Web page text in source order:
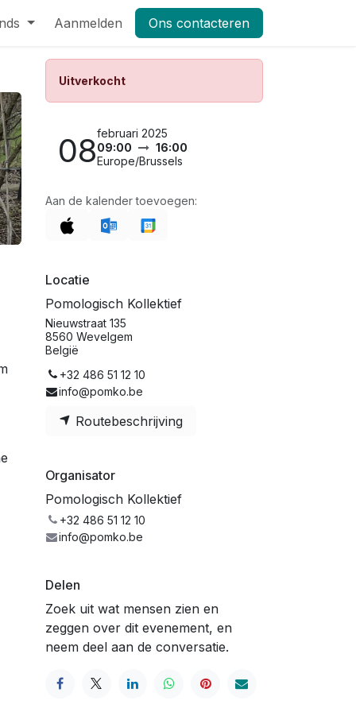
Pers Shop Vacatures Masterclass Leifruit 2026_dag1
Aanmelden Ons contacteren
Uitverkocht
08februari 2025
09:00
16:00
Europe/Brussels
Aan de kalender toevoegen:
Locatie
Pomologisch Kollektief
Nieuwstraat 135
8560 Wevelgem
België
+32 486 51 12 10
info@pomko.be
Routebeschrijving
Organisator
Pomologisch Kollektief
+32 486 51 12 10
info@pomko.be
Delen
Zoek uit wat mensen zien en
zeggen over dit evenement, en
neem deel aan de conversatie.